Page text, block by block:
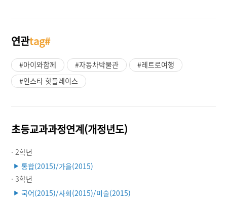
연관tag#
#아이와함께 #자동차박물관
#레트로여행
#인스타 핫플레이스
초등교과과정연계(개정년도)
· 2학년
▶ 통합(2015)/가을(2015)
· 3학년
▶ 국어(2015)/사회(2015)/미술(2015)